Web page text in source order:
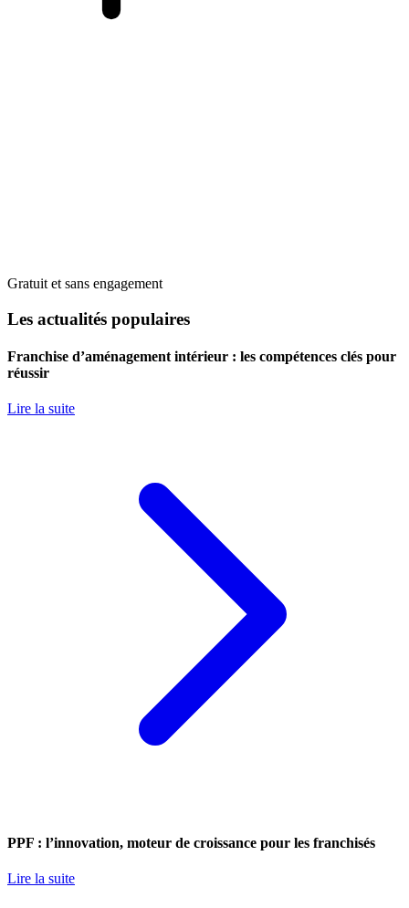
Gratuit et sans engagement
Les actualités populaires
Franchise d’aménagement intérieur : les compétences clés pour
réussir
Lire la suite
PPF : l’innovation, moteur de croissance pour les franchisés
Lire la suite